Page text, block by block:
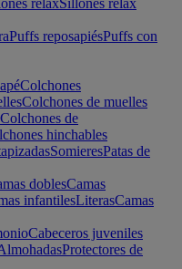
relaxSillones relax
Puffs reposapiésPuffs con
Colchones
Colchones de muelles
Colchones de
hinchables
SomieresPatas de
doblesCamas
infantilesLiterasCamas
Cabeceros juveniles
Protectores de